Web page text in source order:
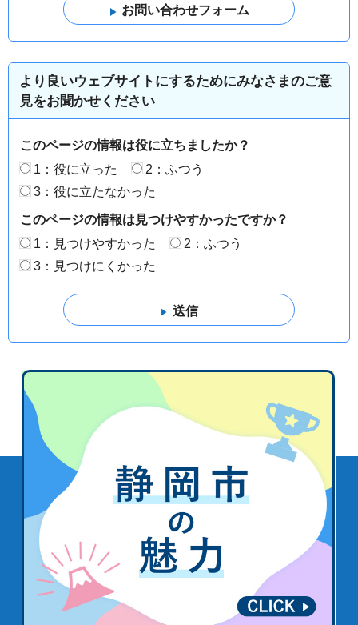
より良いウェブサイトにするためにみなさまのご意
見をお聞かせください
このページの情報は役に立ちましたか？
1：役に立った
2：ふつう
3：役に立たなかった
このページの情報は見つけやすかったですか？
1：見つけやすかった
2：ふつう
3：見つけにくかった